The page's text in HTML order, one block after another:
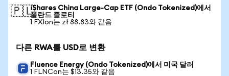
🇵🇱iShares China Large-Cap ETF (Ondo Tokenized)에서
폴란드 즐로티
1 FXIon는 zł 88.83와 같음
다른 RWA를 USD로 변환
Fluence Energy (Ondo Tokenized)에서 미국 달러
1 FLNCon는 $13.35와 같음